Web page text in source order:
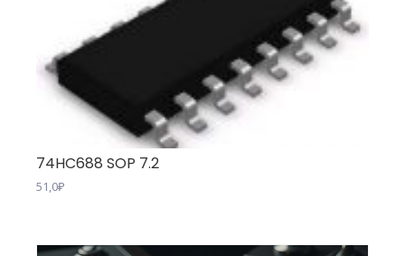
74HC688 SOP 7.2
51,0₽